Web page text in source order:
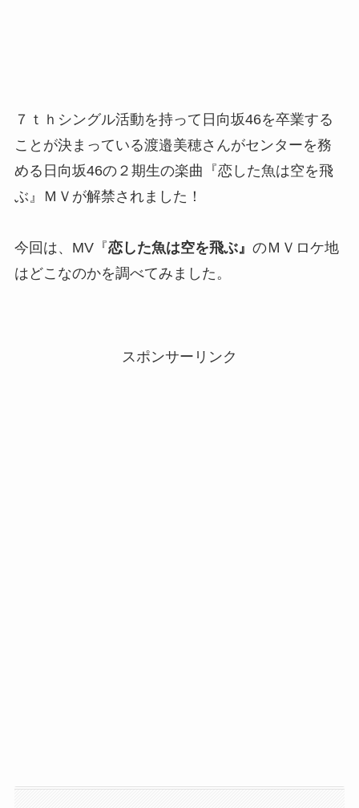
７ｔｈシングル活動を持って日向坂46を卒業する
ことが決まっている渡邉美穂さんがセンターを務
める日向坂46の２期生の楽曲『恋した魚は空を飛
ぶ』ＭＶが解禁されました！
今回は、MV『恋した魚は空を飛ぶ』 のＭＶロケ地
はどこなのかを調べてみました。
スポンサーリンク